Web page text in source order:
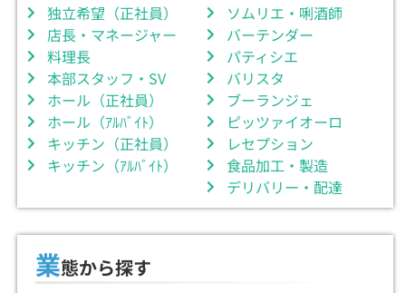
独立希望（正社員）
店長・マネージャー
料理長
本部スタッフ・SV
ホール（正社員）
ホール（ｱﾙﾊﾞｲﾄ）
キッチン（正社員）
キッチン（ｱﾙﾊﾞｲﾄ）
ソムリエ・唎酒師
バーテンダー
パティシエ
バリスタ
ブーランジェ
ピッツァイオーロ
レセプション
食品加工・製造
デリバリー・配達
業態から探す